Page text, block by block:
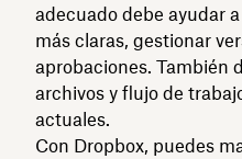
adecuado debe ayudar
más claras, gestionar
aprobaciones. También
archivos y flujo de
actuales.
Con Dropbox, puedes